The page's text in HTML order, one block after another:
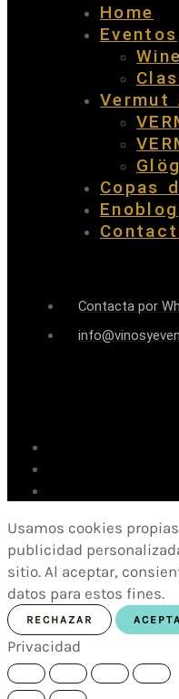
Home
Eventos
Vermut
Copas
Enoblog
Contacta por
Usamos cookies
publicidad
sitio. Al aceptar,
datos para estos fines.
RECHAZAR
Privacidad